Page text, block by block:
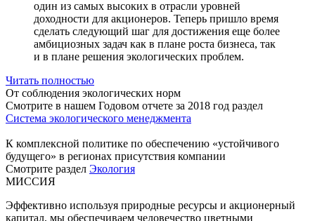
один из самых высоких в отрасли уровней
доходности для акционеров. Теперь пришло время
сделать следующий шаг для достижения еще более
амбициозных задач как в плане роста бизнеса, так
и в плане решения экологических проблем.
Читать полностью
От соблюдения экологических норм
Смотрите в нашем Годовом отчете за 2018 год раздел
Система экологического менеджмента
К комплексной политике по обеспечению «устойчивого
будущего» в регионах присутствия компании
Смотрите раздел Экология
МИССИЯ
Эффективно используя природные ресурсы и акционерный
капитал, мы обеспечиваем человечество цветными